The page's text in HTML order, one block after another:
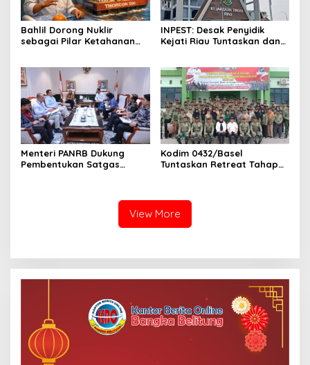
Bahlil Dorong Nuklir
sebagai Pilar Ketahanan
INPEST: Desak Penyidik
Kejati Riau Tuntaskan dan
Menteri PANRB Dukung
Pembentukan Satgas
Kodim 0432/Basel
Tuntaskan Retreat Tahap
View More